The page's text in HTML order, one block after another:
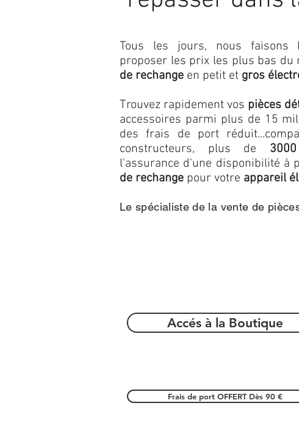
Tous les jours, nous faisons
proposer les prix les plus bas du
de rechange en petit et gros
Trouvez rapidement vos pièces
accessoires parmi plus de 15
des frais de port
constructeurs, plus de
l'assurance d'une disponibilité à
de rechange pour votre appareil
Le spécialiste de la vente de
Accés à la Boutique
Frais de port OFFERT Dès 90 €